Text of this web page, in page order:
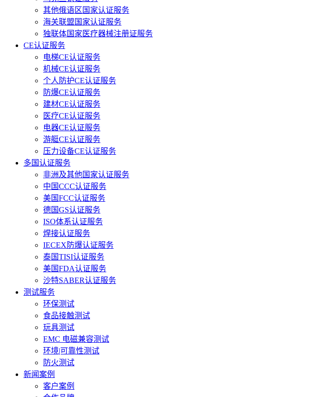
其他俄语区国家认证服务
海关联盟国家认证服务
独联体国家医疗器械注册证服务
CE认证服务
电梯CE认证服务
机械CE认证服务
个人防护CE认证服务
防爆CE认证服务
建材CE认证服务
医疗CE认证服务
电器CE认证服务
游艇CE认证服务
压力设备CE认证服务
多国认证服务
非洲及其他国家认证服务
中国CCC认证服务
美国FCC认证服务
德国GS认证服务
ISO体系认证服务
焊接认证服务
IECEX防爆认证服务
泰国TISI认证服务
美国FDA认证服务
沙特SABER认证服务
测试服务
环保测试
食品接触测试
玩具测试
EMC 电磁兼容测试
环境|可靠性测试
防火测试
新闻案例
客户案例